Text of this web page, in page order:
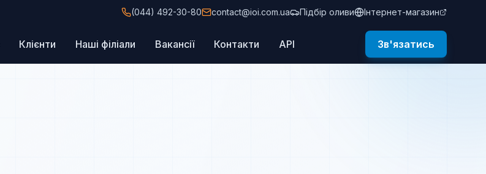
(044) 492-30-80 contact@ioi.com.ua Підбір оливи Інтернет-магазин
Клієнти Наші філіали Вакансії Контакти API Зв'язатись